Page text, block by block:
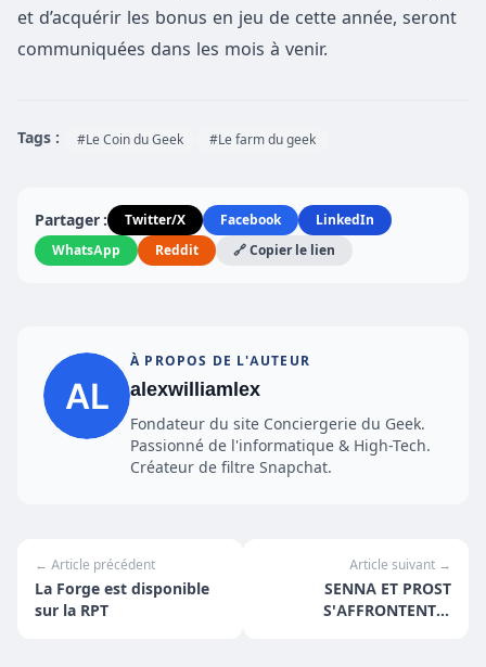
et d’acquérir les bonus en jeu de cette année, seront
communiquées dans les mois à venir.
Tags : #Le Coin du Geek #Le farm du geek
Partager : Twitter/X Facebook
LinkedIn
WhatsApp
Reddit 🔗 Copier le lien
À PROPOS DE L'AUTEUR
alexwilliamlex
Fondateur du site Conciergerie du Geek.
Passionné de l'informatique & High-Tech.
Créateur de filtre Snapchat.
← Article précédent
La Forge est disponible
sur la RPT
Article suivant →
SENNA ET PROST
S'AFFRONTENT À